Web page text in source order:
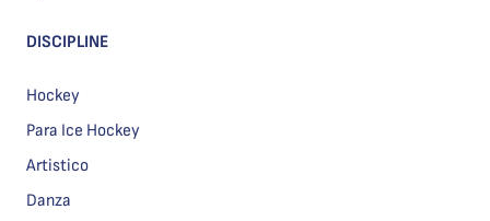
DISCIPLINE
Hockey
Para Ice Hockey
Artistico
Danza